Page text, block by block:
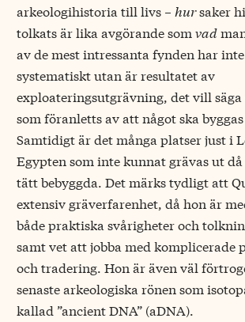
arkeologihistoria till livs − hursaker
tolkats är lika avgörande somvad
av de mest intressanta fynden har
systematiskt utan är resultatet av
exploateringsutgrävning, det vill
som föranletts av att något ska byggas
Samtidigt är det många platser just i
Egypten som inte kunnat grävas ut
tätt bebyggda. Det märks tydligt att
extensiv gräverfarenhet, då hon är
både praktiska svårigheter och
samt vet att jobba med komplicerade
och tradering. Hon är även väl
senaste arkeologiska rönen som
kallad ”ancient DNA” (aDNA).